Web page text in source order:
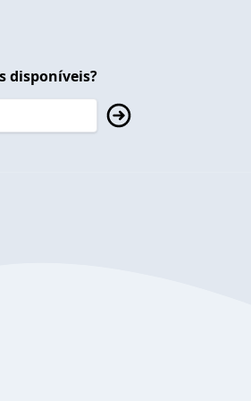
disponíveis?